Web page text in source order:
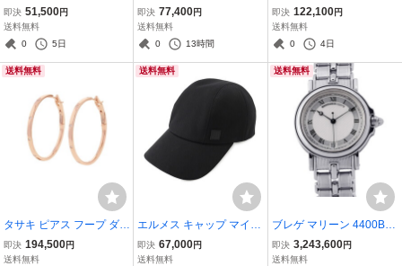
ゴ ベースボールキャップ
ベルベット コットン 5HC
369 サイズL Miu Miu CAP
即決 51,500円
送料無料
0
5日
メール バッファローホー
ン メタル HERMES アク
セサリー 【安心保証】
即決 77,400円
送料無料
0
13時間
ダンクル アンシェネGM E
nchainee SV925シルバー
リングサイズ51 HERMES
即決 122,100円
送料無料
0
4日
送料無料
タサキ ピアス フープ ダイ
ヤモンド 12P 計0.1ct K18
PGピンクゴールド TASA
即決 194,500円
送料無料
送料無料
エルメス キャップ マイル
ス コットン サイズ58 HE
RMES 帽子 黒
即決 67,000円
送料無料
送料無料
ブレゲ マリーン 4400BB/
12/B70 BREGUET 腕時計
ウォッチ シルバー文字盤
即決 3,243,600円
送料無料